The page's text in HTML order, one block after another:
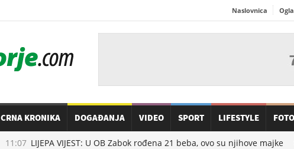
Naslovnica
CRNA KRONIKA DOGAĐANJA VIDEO SPORT LIFESTYLE FOTO
11:07 LIJEPA VIJEST: U OB Zabok rođena 21 beba, ovo su njihove majke